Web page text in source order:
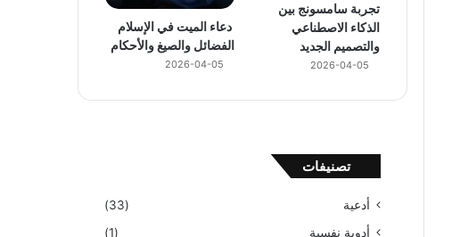
تجربة سامسونج بين
الذكاء الاصطناعي
والتصميم الجديد
2026-04-05
دعاء الميت في الإسلام
الفضائل والصيغ والأحكام
2026-04-05
تصنيفات
أدعية
(33)
أدوية نفسية
(1)